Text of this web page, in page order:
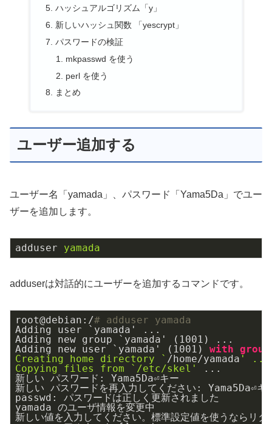
ハッシュアルゴリズム「y」
新しいハッシュ関数 「yescrypt」
パスワードの検証
mkpasswd を使う
perl を使う
まとめ
ユーザー追加する
ユーザー名「yamada」、パスワード「Yama5Da」でユー
ザーを追加します。
adduser yamada
adduserは対話的にユーザーを追加するコマンドです。
root@debian:/# adduser yamada
Adding user `yamada' ...
Adding new group `yamada' (1001) ...
Adding new user `yamada' (1001) with group
Creating home directory ` /home/yamada ' ...
Copying files from `/etc/skel'
...
新しい パスワード: Yama5Da⏎キー
新しい パスワードを再入力してください: Yama5Da⏎キ
passwd: パスワードは正しく更新されました
yamada のユーザ情報を変更中
新しい値を入力してください。標準設定値を使うならリ